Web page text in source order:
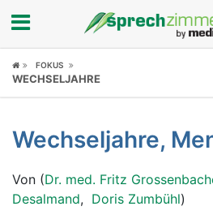
Fokus
Symptome
Untersuchungen
FOKUS
WECHSELJAHRE
Wechseljahre,
Von (Dr. med. Fritz
Desalmand, Doris Zumbühl)